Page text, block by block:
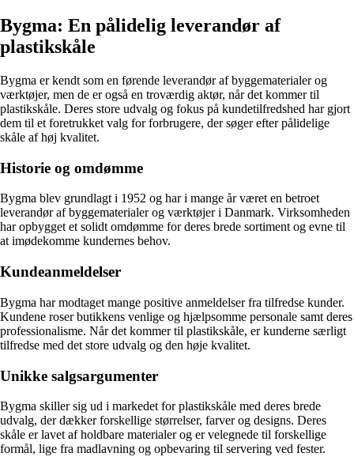
Bygma: En pålidelig leverandør af
plastikskåle
Bygma er kendt som en førende leverandør af byggematerialer og
værktøjer, men de er også en troværdig aktør, når det kommer til
plastikskåle. Deres store udvalg og fokus på kundetilfredshed har gjort
dem til et foretrukket valg for forbrugere, der søger efter pålidelige
skåle af høj kvalitet.
Historie og omdømme
Bygma blev grundlagt i 1952 og har i mange år været en betroet
leverandør af byggematerialer og værktøjer i Danmark. Virksomheden
har opbygget et solidt omdømme for deres brede sortiment og evne til
at imødekomme kundernes behov.
Kundeanmeldelser
Bygma har modtaget mange positive anmeldelser fra tilfredse kunder.
Kundene roser butikkens venlige og hjælpsomme personale samt deres
professionalisme. Når det kommer til plastikskåle, er kunderne særligt
tilfredse med det store udvalg og den høje kvalitet.
Unikke salgsargumenter
Bygma skiller sig ud i markedet for plastikskåle med deres brede
udvalg, der dækker forskellige størrelser, farver og designs. Deres
skåle er lavet af holdbare materialer og er velegnede til forskellige
formål, lige fra madlavning og opbevaring til servering ved fester.